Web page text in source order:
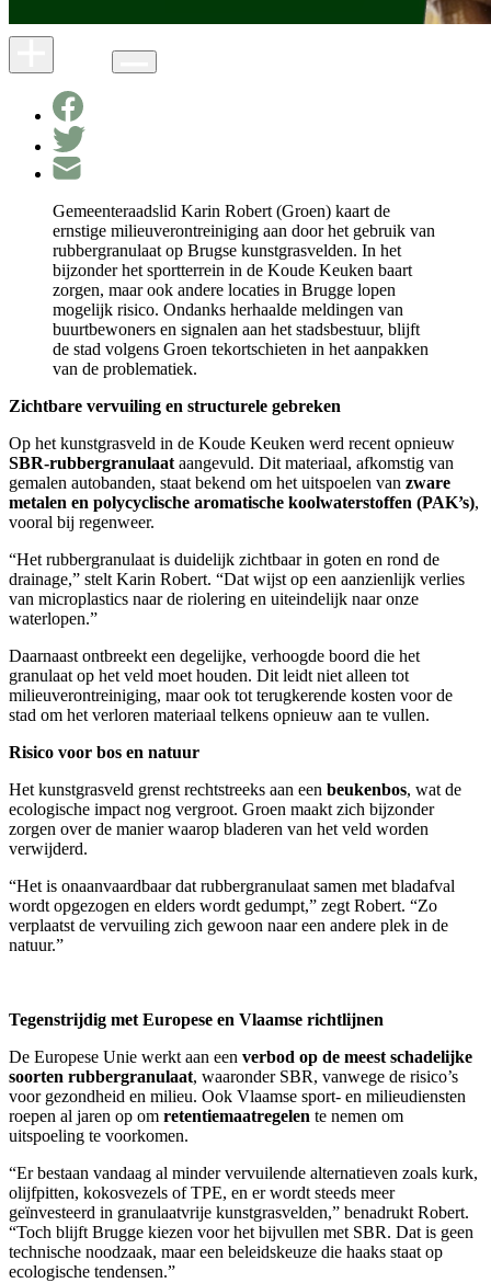
Gemeenteraadslid Karin Robert (Groen) kaart de
ernstige milieuverontreiniging aan door het gebruik van
rubbergranulaat op Brugse kunstgrasvelden. In het
bijzonder het sportterrein in de Koude Keuken baart
zorgen, maar ook andere locaties in Brugge lopen
mogelijk risico. Ondanks herhaalde meldingen van
buurtbewoners en signalen aan het stadsbestuur, blijft
de stad volgens Groen tekortschieten in het aanpakken
van de problematiek.
Zichtbare vervuiling en structurele gebreken
Op het kunstgrasveld in de Koude Keuken werd recent opnieuw
SBR-rubbergranulaataangevuld. Dit materiaal, afkomstig van
gemalen autobanden, staat bekend om het uitspoelen van zware
metalen en polycyclische aromatische koolwaterstoffen (PAK’s),
vooral bij regenweer.
“Het rubbergranulaat is duidelijk zichtbaar in goten en rond de
drainage,” stelt Karin Robert. “Dat wijst op een aanzienlijk verlies
van microplastics naar de riolering en uiteindelijk naar onze
waterlopen.”
Daarnaast ontbreekt een degelijke, verhoogde boord die het
granulaat op het veld moet houden. Dit leidt niet alleen tot
milieuverontreiniging, maar ook tot terugkerende kosten voor de
stad om het verloren materiaal telkens opnieuw aan te vullen.
Risico voor bos en natuur
Het kunstgrasveld grenst rechtstreeks aan een beukenbos, wat de
ecologische impact nog vergroot. Groen maakt zich bijzonder
zorgen over de manier waarop bladeren van het veld worden
verwijderd.
“Het is onaanvaardbaar dat rubbergranulaat samen met bladafval
wordt opgezogen en elders wordt gedumpt,” zegt Robert. “Zo
verplaatst de vervuiling zich gewoon naar een andere plek in de
natuur.”
Tegenstrijdig met Europese en Vlaamse richtlijnen
De Europese Unie werkt aan een verbod op de meest schadelijke
soorten rubbergranulaat, waaronder SBR, vanwege de risico’s
voor gezondheid en milieu. Ook Vlaamse sport- en milieudiensten
roepen al jaren op om retentiemaatregelen te nemen om
uitspoeling te voorkomen.
“Er bestaan vandaag al minder vervuilende alternatieven zoals kurk,
olijfpitten, kokosvezels of TPE, en er wordt steeds meer
geïnvesteerd in granulaatvrije kunstgrasvelden,” benadrukt Robert.
“Toch blijft Brugge kiezen voor het bijvullen met SBR. Dat is geen
technische noodzaak, maar een beleidskeuze die haaks staat op
ecologische tendensen.”